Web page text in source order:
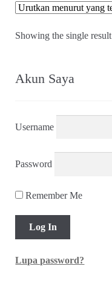
Showing the single result
Akun Saya
Username
Password
Remember Me
Lupa password?